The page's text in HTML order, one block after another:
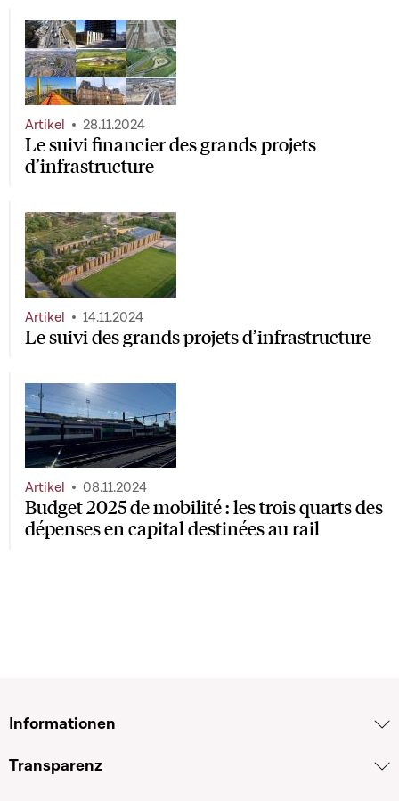
Le suivi financier des grands projets
d’infrastructure
Artikel 28.11.2024
Le suivi des grands projets d’infrastructure
Artikel 14.11.2024
Budget 2025 de mobilité : les trois quarts des
dépenses en capital destinées au rail
Artikel 08.11.2024
Informationen
Transparenz